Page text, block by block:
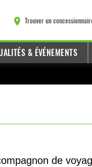
Trouver un
& ÉVÉNEMENTS
de